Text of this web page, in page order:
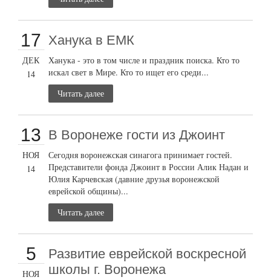
17
ДЕК
14
Ханука в ЕМК
Ханука - это в том числе и праздник поиска. Кто то
искал свет в Мире. Кто то ищет его среди...
Читать далее
13
НОЯ
14
В Воронеже гости из Джоинт
Сегодня воронежская синагога принимает гостей.
Представители фонда Джоинт в России Алик Надан и
Юлия Карчевская (давние друзья воронежской
еврейской общины)...
Читать далее
5
НОЯ
Развитие еврейской воскресной
школы г. Воронежа